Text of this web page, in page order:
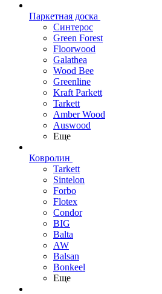
Паркетная доска
Синтерос
Green Forest
Floorwood
Galathea
Wood Bee
Greenline
Kraft Parkett
Tarkett
Amber Wood
Auswood
Еще
Ковролин
Tarkett
Sintelon
Forbo
Flotex
Condor
BIG
Balta
AW
Balsan
Bonkeel
Еще